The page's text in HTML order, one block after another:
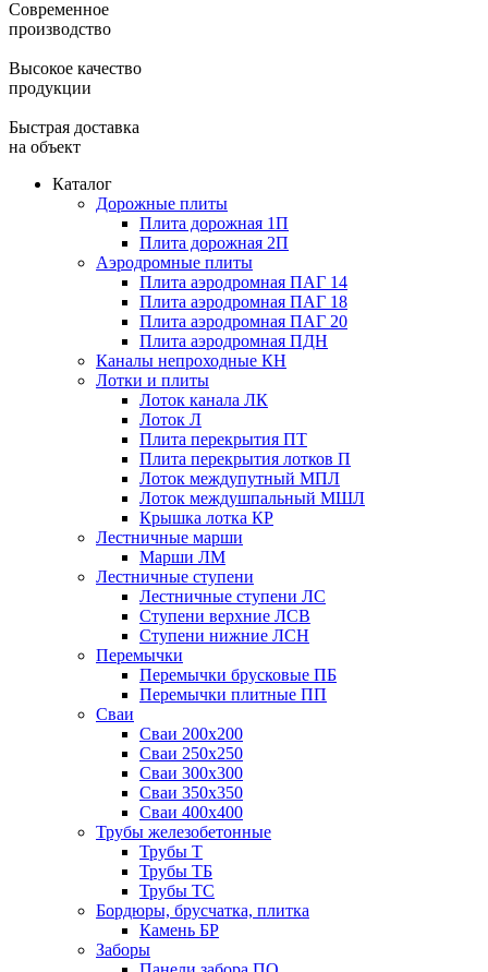
Современное
производство
Высокое качество
продукции
Быстрая доставка
на объект
Каталог
Дорожные плиты
Плита дорожная 1П
Плита дорожная 2П
Аэродромные плиты
Плита аэродромная ПАГ 14
Плита аэродромная ПАГ 18
Плита аэродромная ПАГ 20
Плита аэродромная ПДН
Каналы непроходные КН
Лотки и плиты
Лоток канала ЛК
Лоток Л
Плита перекрытия ПТ
Плита перекрытия лотков П
Лоток междупутный МПЛ
Лоток междушпальный МШЛ
Крышка лотка КР
Лестничные марши
Марши ЛМ
Лестничные ступени
Лестничные ступени ЛС
Ступени верхние ЛСВ
Ступени нижние ЛСН
Перемычки
Перемычки брусковые ПБ
Перемычки плитные ПП
Сваи
Сваи 200х200
Сваи 250х250
Сваи 300х300
Сваи 350х350
Сваи 400х400
Трубы железобетонные
Трубы Т
Трубы ТБ
Трубы ТС
Бордюры, брусчатка, плитка
Камень БР
Заборы